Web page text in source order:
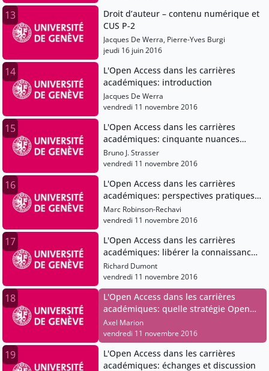
13
Droit d’auteur – contenu numérique et
CUS P-2
Jacques De Werra, Pierre-Yves Burgi
jeudi 16 juin 2016
14
L'Open Access dans les carrières
académiques: introduction
Jacques De Werra
vendredi 11 novembre 2016
15
L'Open Access dans les carrières
académiques: cinquante nuances
d'Open
Bruno J. Strasser
vendredi 11 novembre 2016
16
L'Open Access dans les carrières
académiques: perspectives pratiques
et morales du chercheur sur l'Open
Access
Marc Robinson-Rechavi
vendredi 11 novembre 2016
17
L'Open Access dans les carrières
académiques: libérer la connaissance:
survol de quelques initiatives de
l'UdeM
Richard Dumont
vendredi 11 novembre 2016
18
L'Open Access dans les carrières
académiques: quelle stratégie Open
Access pour la Suisse?
Axel Marion
vendredi 11 novembre 2016
19
L'Open Access dans les carrières
académiques: échanges et discussion